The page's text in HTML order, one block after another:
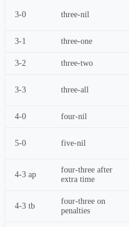
3-0 three-nil
3-1 three-one
3-2 three-two
3-3 three-all
4-0 four-nil
5-0 five-nil
4-3 ap
four-three after
extra time
4-3 tb
four-three on
penalties